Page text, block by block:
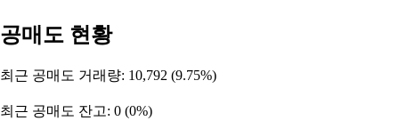
공매도 현황
최근 공매도 거래량: 10,792 (9.75%)
최근 공매도 잔고: 0 (0%)